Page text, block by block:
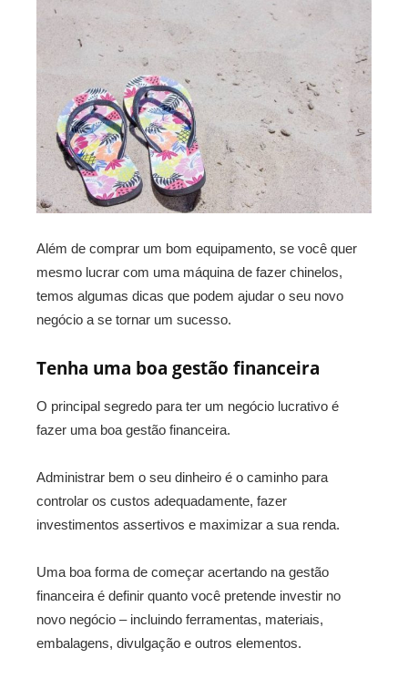
Além de comprar um bom equipamento, se você quer
mesmo lucrar com uma máquina de fazer chinelos,
temos algumas dicas que podem ajudar o seu novo
negócio a se tornar um sucesso.
Tenha uma boa gestão financeira
O principal segredo para ter um negócio lucrativo é
fazer uma boa gestão financeira.
Administrar bem o seu dinheiro é o caminho para
controlar os custos adequadamente, fazer
investimentos assertivos e maximizar a sua renda.
Uma boa forma de começar acertando na gestão
financeira é definir quanto você pretende investir no
novo negócio – incluindo ferramentas, materiais,
embalagens, divulgação e outros elementos.